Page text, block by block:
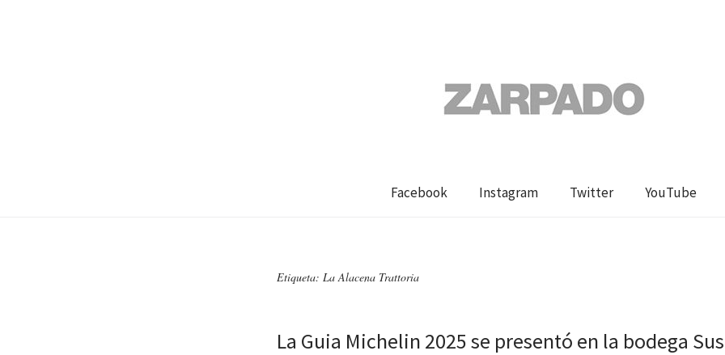
Facebook Instagram Twitter YouTube
Etiqueta: La Alacena Trattoria
La Guia Michelin 2025 se presentó en la bodega